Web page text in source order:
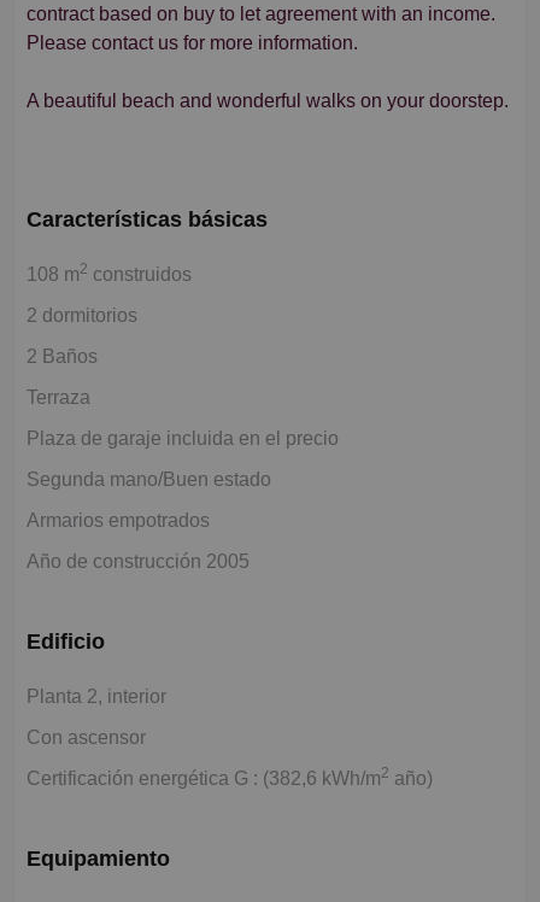
contract based on buy to let agreement with an income.
Please contact us for more information.
A beautiful beach and wonderful walks on your doorstep.
Características básicas
108 m2 construidos
2 dormitorios
2 Baños
Terraza
Plaza de garaje incluida en el precio
Segunda mano/Buen estado
Armarios empotrados
Año de construcción 2005
Edificio
Planta 2, interior
Con ascensor
Certificación energética G : (382,6 kWh/m2 año)
Equipamiento